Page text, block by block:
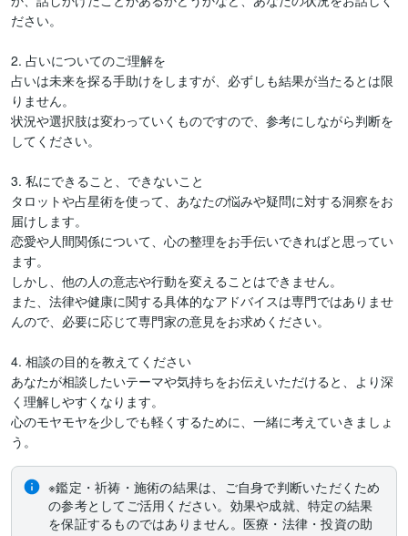
ださい。
2. 占いについてのご理解を
占いは未来を探る手助けをしますが、必ずしも結果が当たるとは限
りません。
状況や選択肢は変わっていくものですので、参考にしながら判断を
してください。
3. 私にできること、できないこと
タロットや占星術を使って、あなたの悩みや疑問に対する洞察をお
届けします。
恋愛や人間関係について、心の整理をお手伝いできればと思ってい
ます。
しかし、他の人の意志や行動を変えることはできません。
また、法律や健康に関する具体的なアドバイスは専門ではありませ
んので、必要に応じて専門家の意見をお求めください。
4. 相談の目的を教えてください
あなたが相談したいテーマや気持ちをお伝えいただけると、より深
く理解しやすくなります。
心のモヤモヤを少しでも軽くするために、一緒に考えていきましょ
う。
※鑑定・祈祷・施術の結果は、ご自身で判断いただくため
の参考としてご活用ください。効果や成就、特定の結果
を保証するものではありません。医療・法律・投資の助